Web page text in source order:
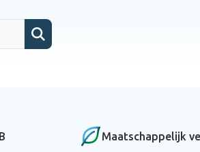
Maatschappelijk